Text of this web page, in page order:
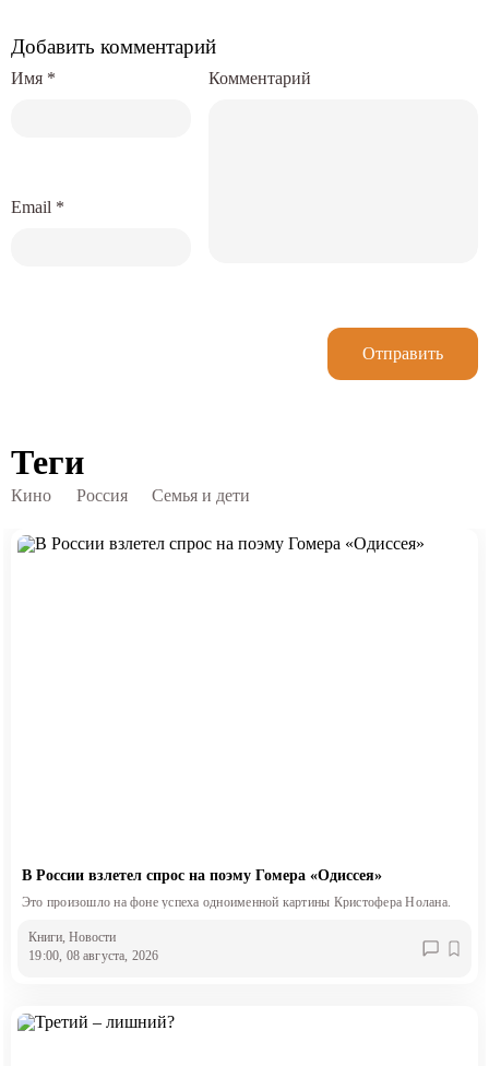
Добавить комментарий
Комментарий
Имя *
Email *
Отправить
Теги
Кино Россия Семья и дети
В России взлетел спрос на поэму Гомера «Одиссея»
Это произошло на фоне успеха одноименной картины Кристофера Нолана.
Книги , Новости
19:00, 08 августа, 2026